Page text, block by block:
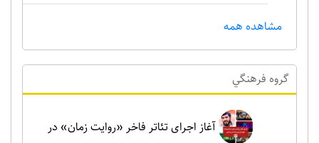
مشاهده همه
گروه فرهنگي
آغاز اجرای تئاتر فاخر «روایت زمان» در